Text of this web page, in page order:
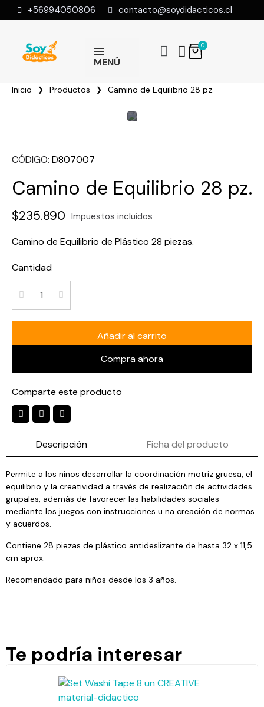
+56994050806 contacto@soydidacticos.cl
MENÚ
Inicio Productos Camino de Equilibrio 28 pz.
CÓDIGO D807007
Camino de Equilibrio 28 pz.
$235.890 Impuestos incluidos
Camino de Equilibrio de Plástico 28 piezas.
Cantidad
Añadir al carrito
Compra ahora
Comparte este producto
Descripción Ficha del producto
Permite a los niños desarrollar la coordinación motriz gruesa, el
equilibrio y la creatividad a través de realización de actividades
grupales, además de favorecer las habilidades sociales
mediante los juegos con instrucciones u ña creación de normas
y acuerdos.
Contiene 28 piezas de plástico antideslizante de hasta 32 x 11,5
cm aprox.
Recomendado para niños desde los 3 años.
Te podría interesar